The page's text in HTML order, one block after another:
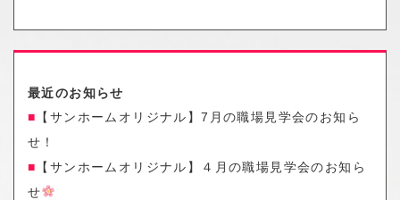
最近のお知らせ
【サンホームオリジナル】7月の職場見学会のお知ら
せ！
【サンホームオリジナル】４月の職場見学会のお知ら
せ